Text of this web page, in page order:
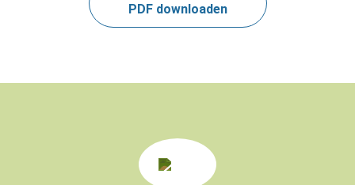
PDF downloaden